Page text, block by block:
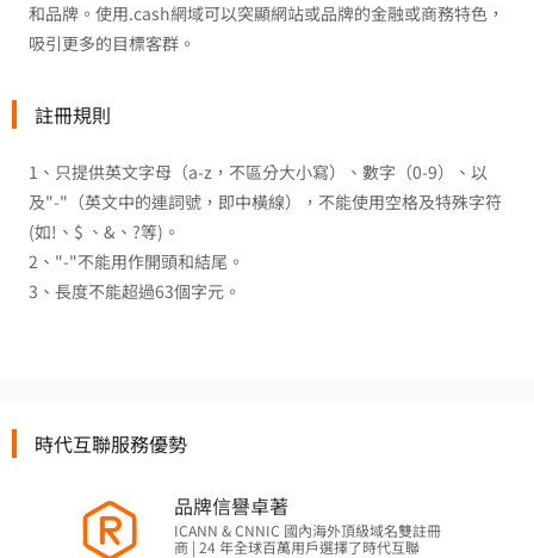
和品牌。使用.cash網域可以突顯網站或品牌的金融或商務特色，
吸引更多的目標客群。
註冊規則
1、只提供英文字母（a-z，不區分大小寫）、數字（0-9）、以
及"-"（英文中的連詞號，即中橫線），不能使用空格及特殊字符
(如!、$ 、&、?等)。
2、"-"不能用作開頭和結尾。
3、長度不能超過63個字元。
時代互聯服務優勢
品牌信譽卓著
ICANN & CNNIC 國內海外頂級域名雙註冊
商 | 24 年全球百萬用戶選擇了時代互聯